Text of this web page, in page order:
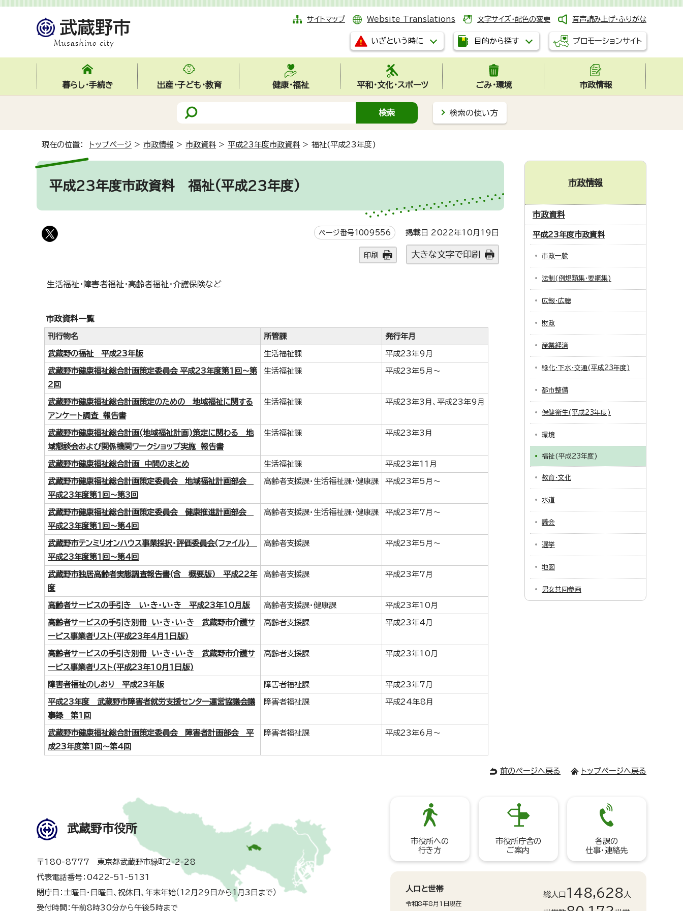
サイトマップ Website Translations 文字サイズ・配色の変更 音声読み上げ・ふりがな
いざという時に 目的から探す プロモーションサイト
暮らし・手続き 出産・子ども・教育 健康・福祉 平和・文化・スポーツ ごみ・環境 市政情報
検索の使い方
現在の位置： トップページ > 市政情報 > 市政資料 > 平成23年度市政資料 > 福祉(平成23年度)
平成23年度市政資料 福祉(平成23年度)
ページ番号1009556 掲載日 2022年10月19日
印刷 大きな文字で印刷
生活福祉・障害者福祉・高齢者福祉・介護保険など
市政資料一覧
刊行物名 所管課 発行年月
武蔵野の福祉 平成23年版 生活福祉課 平成23年9月
武蔵野市健康福祉総合計画策定委員会 平成23年度第1回～第
2回
生活福祉課 平成23年5月～
武蔵野市健康福祉総合計画策定のための 地域福祉に関する
アンケート調査 報告書
生活福祉課 平成23年3月、平成23年9月
武蔵野市健康福祉総合計画(地域福祉計画)策定に関わる 地
域懇談会および関係機関ワークショップ実施 報告書
生活福祉課 平成23年3月
武蔵野市健康福祉総合計画 中間のまとめ 生活福祉課 平成23年11月
武蔵野市健康福祉総合計画策定委員会 地域福祉計画部会
平成23年度第1回～第3回
高齢者支援課・生活福祉課・健康課 平成23年5月～
武蔵野市健康福祉総合計画策定委員会 健康推進計画部会
平成23年度第1回～第4回
高齢者支援課・生活福祉課・健康課 平成23年7月～
武蔵野市テンミリオンハウス事業採択・評価委員会(ファイル)
平成23年度第1回～第4回
高齢者支援課 平成23年5月～
武蔵野市独居高齢者実態調査報告書(含 概要版) 平成22年
度
高齢者支援課 平成23年7月
高齢者サービスの手引き い・き・い・き 平成23年10月版 高齢者支援課・健康課 平成23年10月
高齢者サービスの手引き別冊 い・き・い・き 武蔵野市介護サ
ービス事業者リスト(平成23年4月1日版)
高齢者支援課 平成23年4月
高齢者サービスの手引き別冊 い・き・い・き 武蔵野市介護サ
ービス事業者リスト(平成23年10月1日版)
高齢者支援課 平成23年10月
障害者福祉のしおり 平成23年版 障害者福祉課 平成23年7月
平成23年度 武蔵野市障害者就労支援センター運営協議会議
事録 第1回
障害者福祉課 平成24年8月
武蔵野市健康福祉総合計画策定委員会 障害者計画部会 平
成23年度第1回～第4回
障害者福祉課 平成23年6月～
市政情報
市政資料
平成23年度市政資料
市政一般
法制(例規類集・要綱集)
広報・広聴
財政
産業経済
緑化・下水・交通(平成23年度)
都市整備
保健衛生(平成23年度)
環境
福祉(平成23年度)
教育・文化
水道
議会
選挙
地図
男女共同参画
前のページへ戻る トップページへ戻る
武蔵野市役所
〒180-8777 東京都武蔵野市緑町2-2-28
代表電話番号：0422-51-5131
閉庁日：土曜日・日曜日、祝休日、年末年始（12月29日から1月3日まで）
受付時間：午前8時30分から午後5時まで
市役所への
行き方
市役所庁舎の
ご案内
各課の
仕事・連絡先
人口と世帯
令和8年8月1日現在
総人口 148,628 人